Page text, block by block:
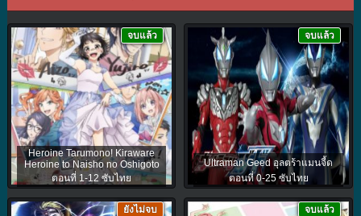
Heroine Tarumono! Kiraware
Heroine to Naisho no Oshigoto
ตอนที่ 1-12 ซับไทย
จบแล้ว
Ultraman Geed อุลตร้าแมนจี้ด
ตอนที่ 0-25 ซับไทย
จบแล้ว
ยังไม่จบ จบแล้ว